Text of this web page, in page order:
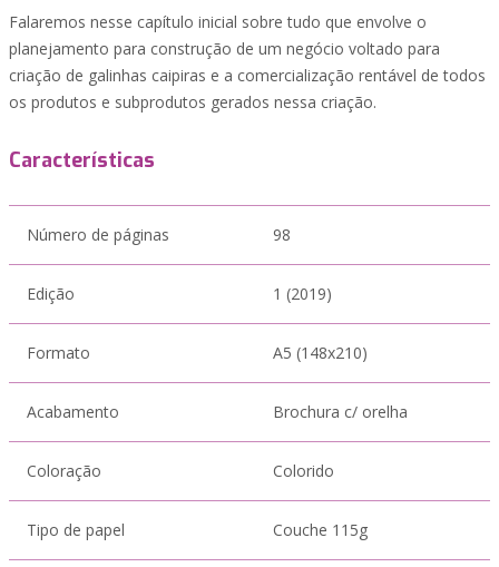
Falaremos nesse capítulo inicial sobre tudo que envolve o
planejamento para construção de um negócio voltado para
criação de galinhas caipiras e a comercialização rentável de todos
os produtos e subprodutos gerados nessa criação.
Características
Número de páginas 98
Edição 1 (2019)
Formato A5 (148x210)
Acabamento Brochura c/ orelha
Coloração Colorido
Tipo de papel Couche 115g